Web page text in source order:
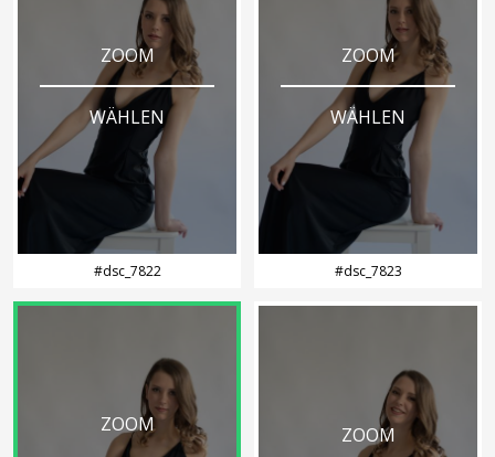
ZOOM
WÄHLEN
#dsc_7822
ZOOM
WÄHLEN
#dsc_7823
ZOOM ZOOM